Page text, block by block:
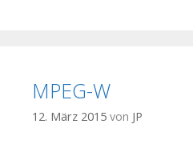
MPEG-W
12. März 2015 von JP